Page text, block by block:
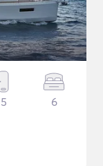
5 6